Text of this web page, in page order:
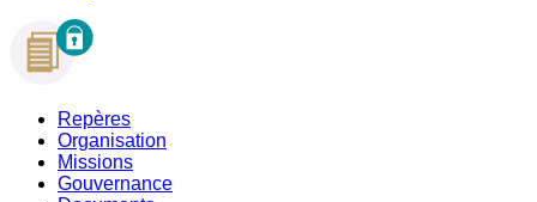
Repères
Organisation
Missions
Gouvernance